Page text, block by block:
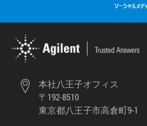
本社八王子オフィス
〒192-8510
東京都八王子市高倉町9-1